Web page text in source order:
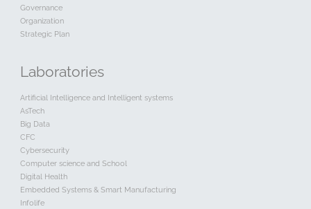
Governance
Organization
Strategic Plan
Laboratories
Artificial Intelligence and Intelligent systems
AsTech
Big Data
CFC
Cybersecurity
Computer science and School
Digital Health
Embedded Systems & Smart Manufacturing
Infolife